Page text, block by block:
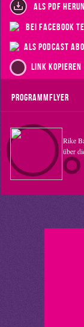
als PDF
bei Facebook
als Podcast
Link kopieren
Programmflyer
Rike
über